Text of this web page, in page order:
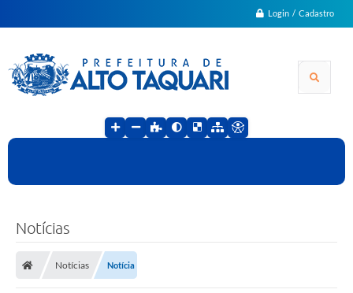
Login / Cadastro
Notícias
Notícias Notícia